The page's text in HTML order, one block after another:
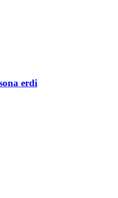
erdi